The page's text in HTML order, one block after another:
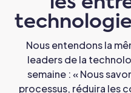
Nous entendons la
leaders de la
semaine : « Nous
processus, réduira les